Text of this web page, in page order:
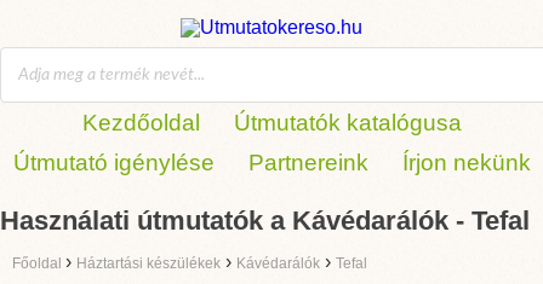
Kezdőoldal
Útmutatók katalógusa
Útmutató igénylése
Partnereink Írjon nekünk
Használati útmutatók a Kávédarálók - Tefal
Főoldal › Háztartási készülékek › Kávédarálók › Tefal